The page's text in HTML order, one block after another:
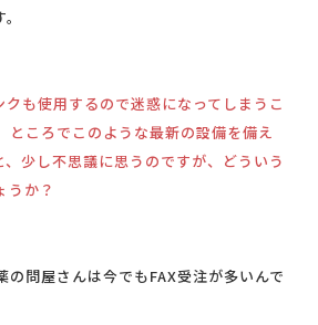
クも使用するので迷惑になってしまうこ
ころでこのような最新の設備を備え
、少し不思議に思うのですが、どういう
うか？
の問屋さんは今でもFAX受注が多いんで